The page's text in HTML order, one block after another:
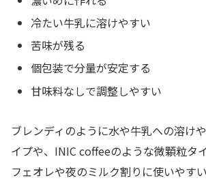
冷たい牛乳に溶けやすい
苦味が残る
個包装で分量が安定する
甘味料なしで調整しやすい
ブレンディのように水や牛乳への溶け
イプや、INIC coffeeのような微顆粒タ
フェオレや夜のミルク割りに使いやすい